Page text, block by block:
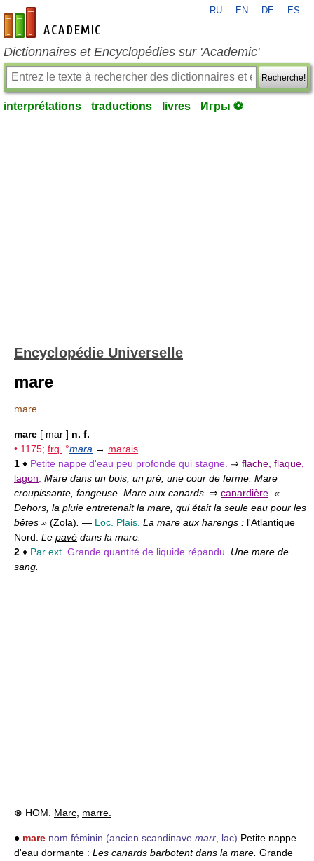
fr-academic.com
RU EN DE ES
Dictionnaires et Encyclopédies sur 'Academic'
Recherche!
interprétations traductions livres Игры ⚽
Encyclopédie Universelle
mare
mare
mare [ mar ] n. f.
• 1175; frq. °mara → marais
1 ♦ Petite nappe d'eau peu profonde qui stagne. ⇒ flache flaque
lagon Mare dans un bois, un pré, une cour de ferme. Mare
croupissante, fangeuse. Mare aux canards. ⇒ canardière «
Dehors, la pluie entretenait la mare, qui était la seule eau pour les
bêtes » (Zola) — Loc. Plais. La mare aux harengs : l'Atlantique
Nord. Le pavé dans la mare.
2 ♦ Par ext. Grande quantité de liquide répandu. Une mare de
sang.
⊗ HOM. Marc marre.
● mare nom féminin (ancien scandinave marr , lac) Petite nappe
d'eau dormante : Les canards barbotent dans la mare. Grande